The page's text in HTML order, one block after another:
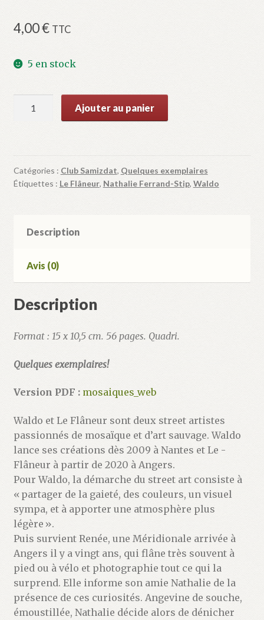
4,00€ TTC
5 en stock
d’œil
Ajouter au panier
Catégories : Club Samizdat, Quelques exemplaires
Étiquettes : Le Flâneur, Nathalie Ferrand-Stip, Waldo
Description
Avis (0)
Description
Format : 15 x 10,5 cm. 56 pages. Quadri.
Quelques exemplaires!
Version PDF : mosaiques_web
Waldo et Le Flâneur sont deux street artistes
passionnés de mosaïque et d’art sauvage. Waldo
lance ses créations dès 2009 à Nantes et Le ­
Flâneur à partir de 2020 à Angers.
Pour Waldo, la démarche du street art consiste à
« partager de la gaieté, des couleurs, un visuel
sympa, et à apporter une atmosphère plus
légère ».
Puis survient Renée, une Méridionale arrivée à
Angers il y a vingt ans, qui flâne très souvent à
pied ou à vélo et photographie tout ce qui la
surprend. Elle informe son amie Nathalie de la
présence de ces curio­sités. Angevine de souche,
émoustillée, Nathalie décide alors de dénicher